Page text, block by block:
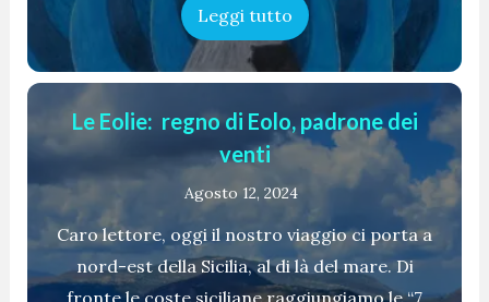
Leggi tutto
Le Eolie: regno di Eolo, padrone dei
venti
Agosto 12, 2024
Caro lettore, oggi il nostro viaggio ci porta a
nord-est della Sicilia, al di là del mare. Di